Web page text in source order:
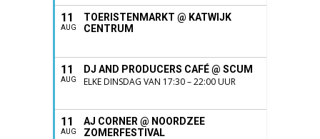
11
AUG
TOERISTENMARKT @ KATWIJK
CENTRUM
11
AUG
DJ AND PRODUCERS CAFÉ @ SCUM
ELKE DINSDAG VAN 17:30 – 22:00 UUR
11
AUG
AJ CORNER @ NOORDZEE
ZOMERFESTIVAL